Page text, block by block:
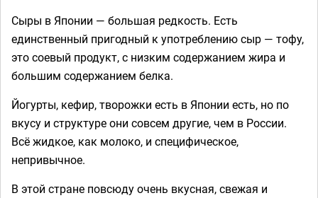
Сыры в Японии — большая редкость. Есть
единственный пригодный к употреблению сыр — тофу,
это соевый продукт, с низким содержанием жира и
большим содержанием белка.
Йогурты, кефир, творожки есть в Японии есть, но по
вкусу и структуре они совсем другие, чем в России.
Всё жидкое, как молоко, и специфическое,
непривычное.
В этой стране повсюду очень вкусная, свежая и